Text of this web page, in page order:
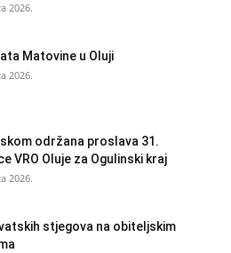
2026.
Matovine u Oluji
2026.
održana proslava 31.
VRO Oluje za Ogulinski kraj
2026.
stjegova na obiteljskim